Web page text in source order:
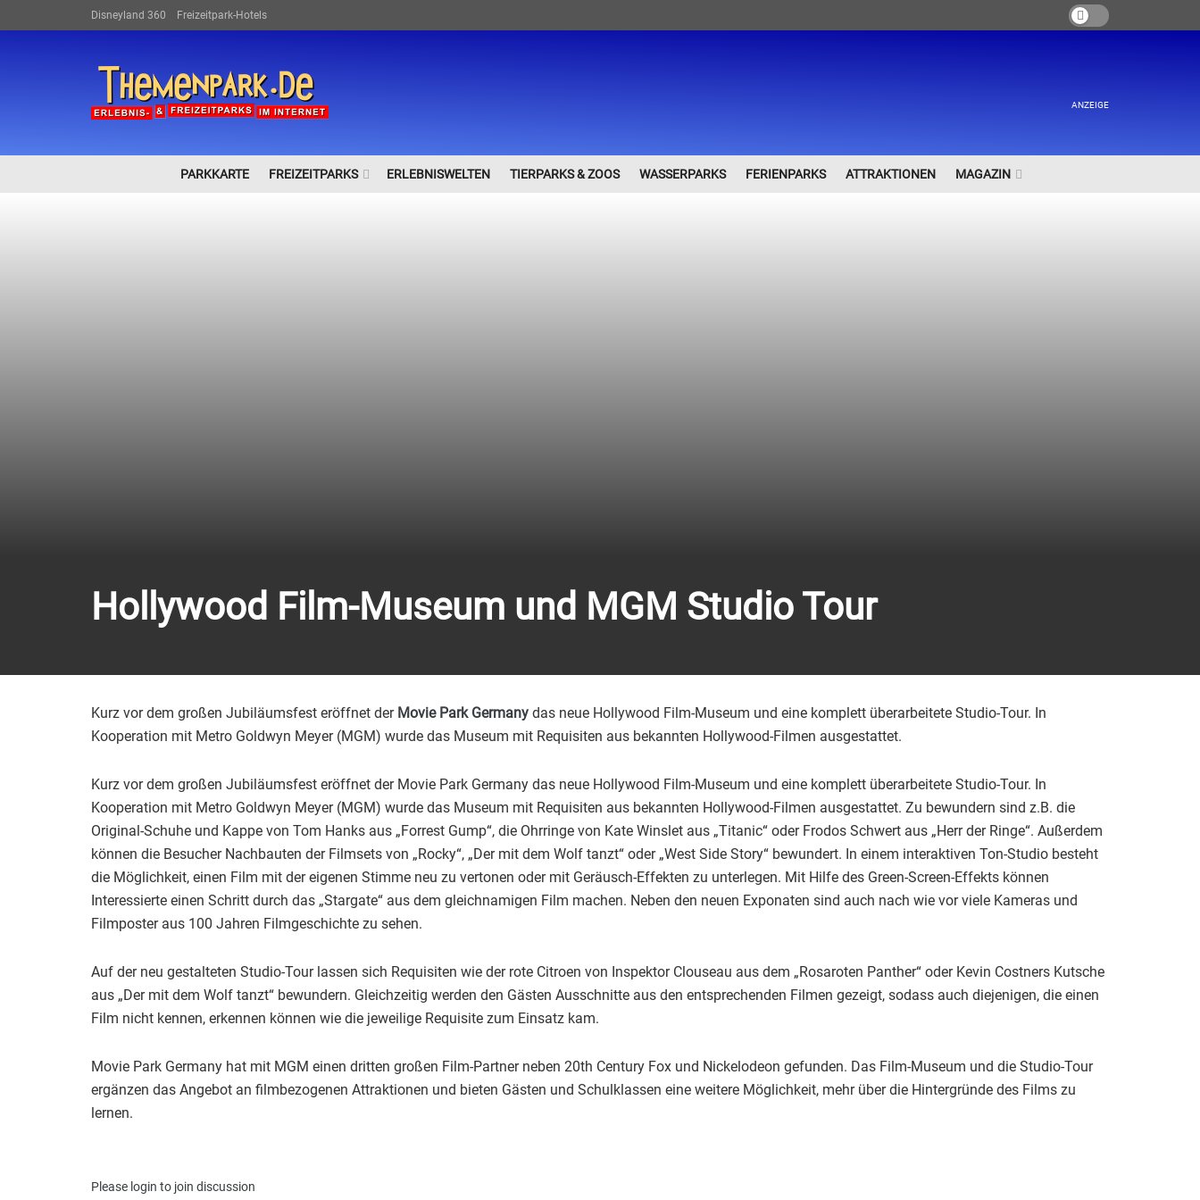
Disneyland 360 Freizeitpark-Hotels
ANZEIGE
PARKKARTE FREIZEITPARKS ERLEBNISWELTEN TIERPARKS & ZOOS WASSERPARKS FERIENPARKS ATTRAKTIONEN MAGAZIN
Hollywood Film-Museum und MGM Studio Tour
Kurz vor dem großen Jubiläumsfest eröffnet der Movie Park Germany das neue Hollywood Film-Museum und eine komplett überarbeitete Studio-Tour. In
Kooperation mit Metro Goldwyn Meyer (MGM) wurde das Museum mit Requisiten aus bekannten Hollywood-Filmen ausgestattet.
Kurz vor dem großen Jubiläumsfest eröffnet der Movie Park Germany das neue Hollywood Film-Museum und eine komplett überarbeitete Studio-Tour. In
Kooperation mit Metro Goldwyn Meyer (MGM) wurde das Museum mit Requisiten aus bekannten Hollywood-Filmen ausgestattet. Zu bewundern sind z.B. die
Original-Schuhe und Kappe von Tom Hanks aus „Forrest Gump“, die Ohrringe von Kate Winslet aus „Titanic“ oder Frodos Schwert aus „Herr der Ringe“. Außerdem
können die Besucher Nachbauten der Filmsets von „Rocky“, „Der mit dem Wolf tanzt“ oder „West Side Story“ bewundert. In einem interaktiven Ton-Studio besteht
die Möglichkeit, einen Film mit der eigenen Stimme neu zu vertonen oder mit Geräusch-Effekten zu unterlegen. Mit Hilfe des Green-Screen-Effekts können
Interessierte einen Schritt durch das „Stargate“ aus dem gleichnamigen Film machen. Neben den neuen Exponaten sind auch nach wie vor viele Kameras und
Filmposter aus 100 Jahren Filmgeschichte zu sehen.
Auf der neu gestalteten Studio-Tour lassen sich Requisiten wie der rote Citroen von Inspektor Clouseau aus dem „Rosaroten Panther“ oder Kevin Costners Kutsche
aus „Der mit dem Wolf tanzt“ bewundern. Gleichzeitig werden den Gästen Ausschnitte aus den entsprechenden Filmen gezeigt, sodass auch diejenigen, die einen
Film nicht kennen, erkennen können wie die jeweilige Requisite zum Einsatz kam.
Movie Park Germany hat mit MGM einen dritten großen Film-Partner neben 20th Century Fox und Nickelodeon gefunden. Das Film-Museum und die Studio-Tour
ergänzen das Angebot an filmbezogenen Attraktionen und bieten Gästen und Schulklassen eine weitere Möglichkeit, mehr über die Hintergründe des Films zu
lernen.
Please login to join discussion